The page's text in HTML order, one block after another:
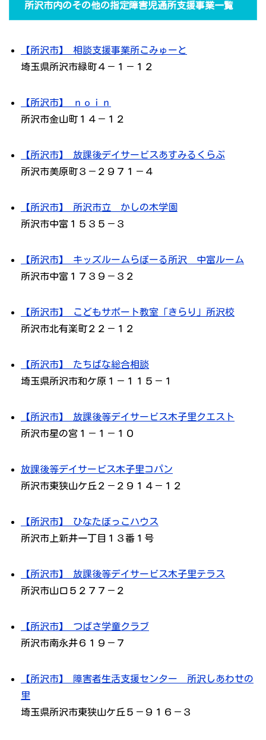
所沢市内のその他の指定障害児通所支援事業一覧
【所沢市】 相談支援事業所こみゅーと
埼玉県所沢市緑町４－１－１２
【所沢市】 ｎｏｉｎ
所沢市金山町１４－１２
【所沢市】 放課後デイサービスあすみるくらぶ
所沢市美原町３－２９７１－４
【所沢市】 所沢市立 かしの木学園
所沢市中富１５３５－３
【所沢市】 キッズルームらぽーる所沢 中富ルーム
所沢市中富１７３９－３２
【所沢市】 こどもサポート教室「きらり」所沢校
所沢市北有楽町２２－１２
【所沢市】 たちばな総合相談
埼玉県所沢市和ケ原１－１１５－１
【所沢市】 放課後等デイサービス木子里クエスト
所沢市星の宮１－１－１０
放課後等デイサービス木子里コパン
所沢市東狭山ケ丘２－２９１４－１２
【所沢市】 ひなたぼっこハウス
所沢市上新井一丁目１３番１号
【所沢市】 放課後等デイサービス木子里テラス
所沢市山口５２７７－２
【所沢市】 つばさ学童クラブ
所沢市南永井６１９－７
【所沢市】 障害者生活支援センター 所沢しあわせの
里
埼玉県所沢市東狭山ケ丘５－９１６－３